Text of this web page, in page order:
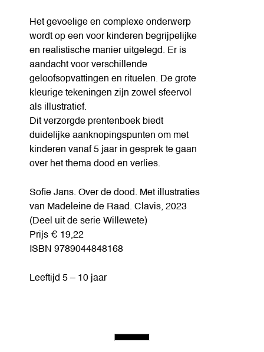
Het gevoelige en complexe onderwerp
wordt op een voor kinderen begrijpelijke
en realistische manier uitgelegd. Er is
aandacht voor verschillende
geloofsopvattingen en rituelen. De grote
kleurige tekeningen zijn zowel sfeervol
als illustratief.
Dit verzorgde prentenboek biedt
duidelijke aanknopingspunten om met
kinderen vanaf 5 jaar in gesprek te gaan
over het thema dood en verlies.
Sofie Jans. Over de dood. Met illustraties
van Madeleine de Raad. Clavis, 2023
(Deel uit de serie Willewete)
Prijs € 19,22
ISBN 9789044848168
Leeftijd 5 – 10 jaar